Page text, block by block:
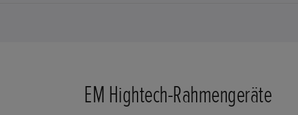
EM Hightech-Rahmengeräte